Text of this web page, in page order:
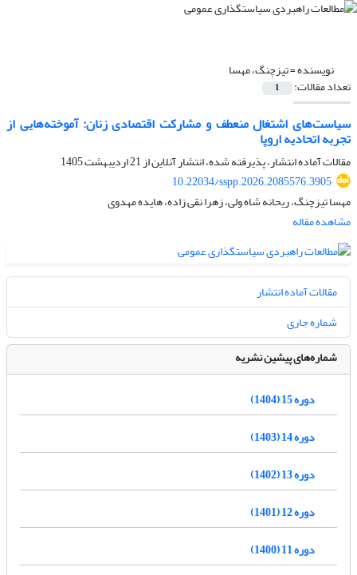
نویسنده =تیزچنگ، مهسا
تعداد مقالات: 1
سیاست‌های اشتغال منعطف و مشارکت اقتصادی زنان: آموخته‌هایی از
تجربه اتحادیه اروپا
مقالات آماده انتشار، پذیرفته شده، انتشار آنلاین از21 اردیبهشت 1405
10.22034/sspp.2026.2085576.3905
مهسا تیزچنگ، ریحانه شاه ولی، زهرا نقی زاده، هایده مهدوی
مشاهده مقاله
مقالات آماده انتشار
شماره جاری
شماره‌های پیشین نشریه
دوره 15 (1404)
دوره 14 (1403)
دوره 13 (1402)
دوره 12 (1401)
دوره 11 (1400)